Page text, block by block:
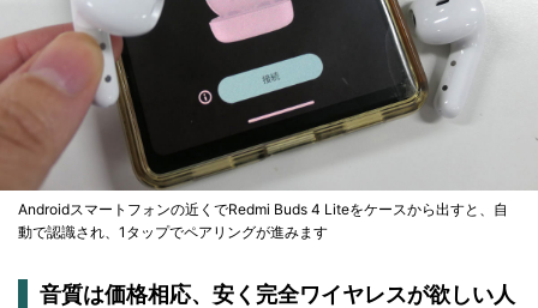
Androidスマートフォンの近くでRedmi Buds 4 Liteをケースから出すと、自
動で認識され、1タップでペアリングが進みます
音質は価格相応、安く完全ワイヤレスが欲しい人